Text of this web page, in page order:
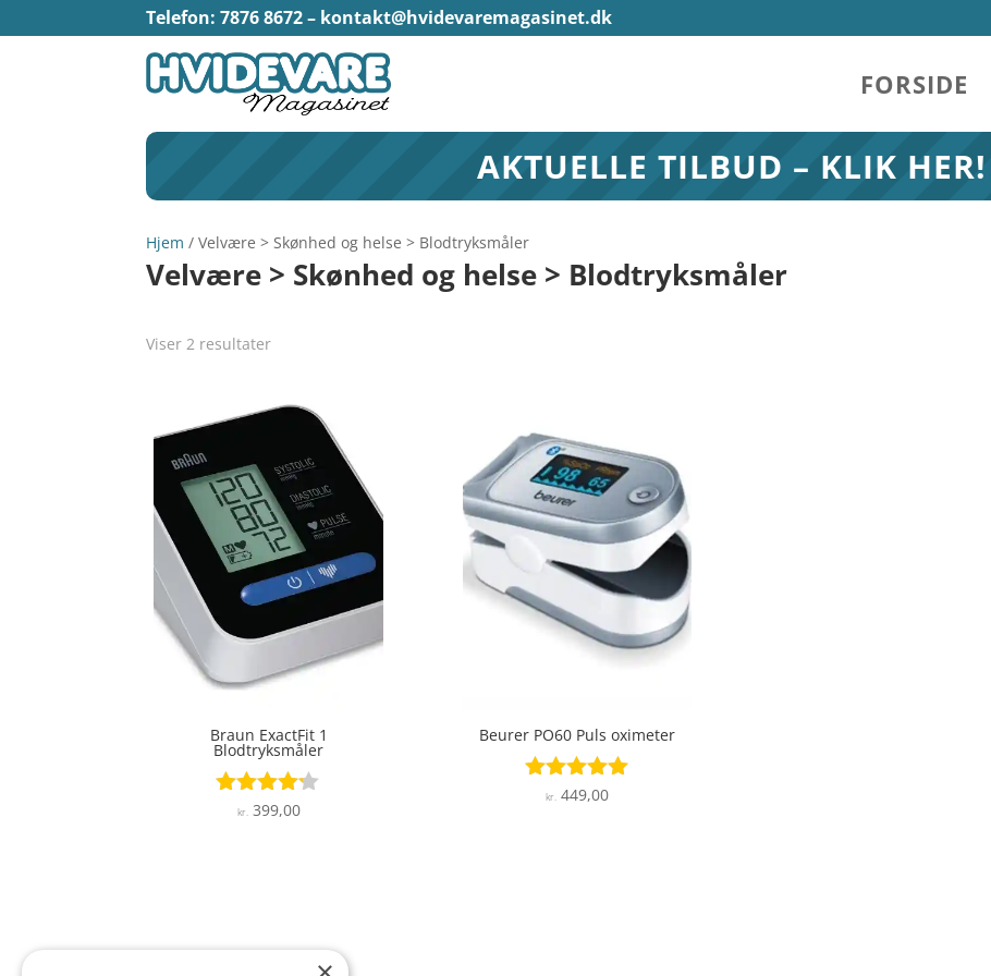
Telefon: 7876 8672 – kontakt@hvidevaremagasinet.dk
FORSIDE
AKTUELLE TILBUD – KLIK HER!
Hjem / Velvære > Skønhed og helse > Blodtryksmåler
Velvære > Skønhed og helse > Blodtryksmåler
Viser 2 resultater
Braun ExactFit 1
Blodtryksmåler
Vurderet
kr.399,00
Beurer PO60 Puls oximeter
Vurderet
kr. 449,00